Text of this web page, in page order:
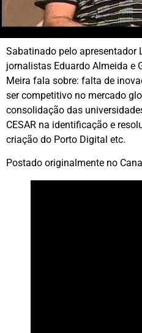
Sabatinado pelo apresentador
jornalistas Eduardo Almeida e
Meira fala sobre: falta de
ser competitivo no mercado
consolidação das
CESAR na identificação e
criação do Porto Digital etc.
Postado originalmente no Canal